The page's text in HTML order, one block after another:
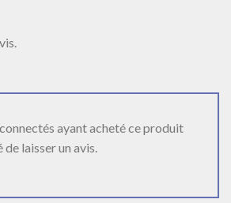
ayant acheté ce produit
laisser un avis.